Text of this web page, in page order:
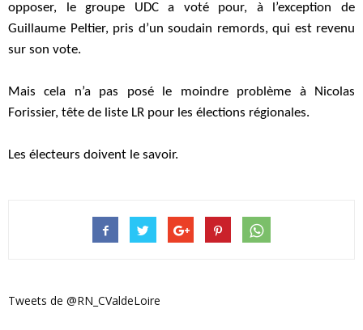
opposer, le groupe UDC a voté pour, à l’exception de
Guillaume Peltier, pris d’un soudain remords, qui est revenu
sur son vote.
Mais cela n’a pas posé le moindre problème à Nicolas
Forissier, tête de liste LR pour les élections régionales.
Les électeurs doivent le savoir.
Tweets de @RN_CValdeLoire